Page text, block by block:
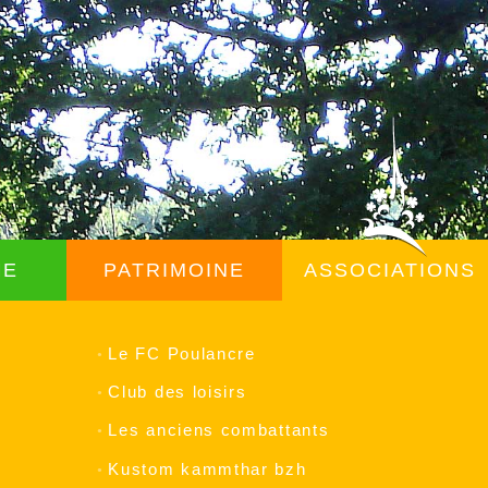
PATRIMOINE ASSOCIATIONS
Le FC Poulancre
Club des loisirs
Les anciens combattants
Kustom kammthar bzh